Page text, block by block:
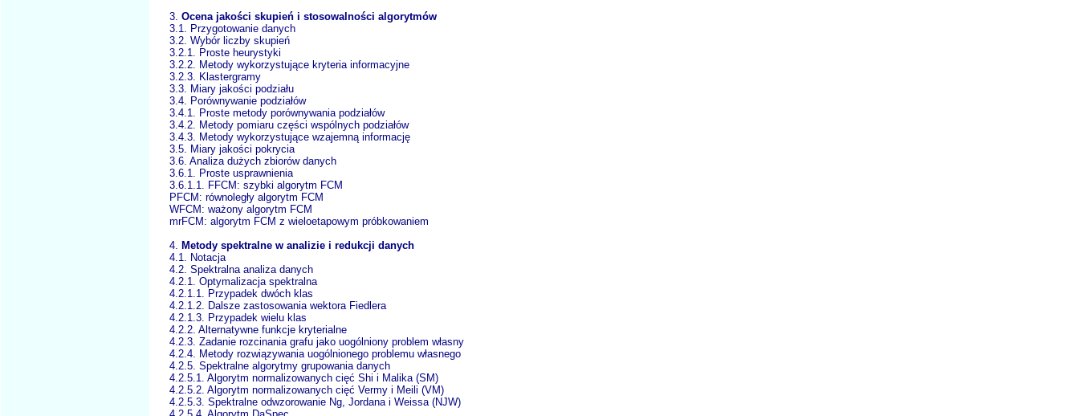
3. Ocena jakości skupień i stosowalności algorytmów
3.1. Przygotowanie danych
3.2. Wybór liczby skupień
3.2.1. Proste heurystyki
3.2.2. Metody wykorzystujące kryteria informacyjne
3.2.3. Klastergramy
3.3. Miary jakości podziału
3.4. Porównywanie podziałów
3.4.1. Proste metody porównywania podziałów
3.4.2. Metody pomiaru części wspólnych podziałów
3.4.3. Metody wykorzystujące wzajemną informację
3.5. Miary jakości pokrycia
3.6. Analiza dużych zbiorów danych
3.6.1. Proste usprawnienia
3.6.1.1. FFCM: szybki algorytm FCM
PFCM: równoległy algorytm FCM
WFCM: ważony algorytm FCM
mrFCM: algorytm FCM z wieloetapowym próbkowaniem
4. Metody spektralne w analizie i redukcji danych
4.1. Notacja
4.2. Spektralna analiza danych
4.2.1. Optymalizacja spektralna
4.2.1.1. Przypadek dwóch klas
4.2.1.2. Dalsze zastosowania wektora Fiedlera
4.2.1.3. Przypadek wielu klas
4.2.2. Alternatywne funkcje kryterialne
4.2.3. Zadanie rozcinania grafu jako uogólniony problem własny
4.2.4. Metody rozwiązywania uogólnionego problemu własnego
4.2.5. Spektralne algorytmy grupowania danych
4.2.5.1. Algorytm normalizowanych cięć Shi i Malika (SM)
4.2.5.2. Algorytm normalizowanych cięć Vermy i Meili (VM)
4.2.5.3. Spektralne odwzorowanie Ng, Jordana i Weissa (NJW)